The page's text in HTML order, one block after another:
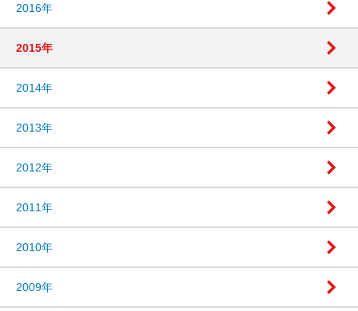
2016年
2015年
2014年
2013年
2012年
2011年
2010年
2009年